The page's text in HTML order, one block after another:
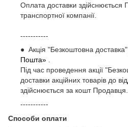
Оплата доставки
транспортної компанії.
-----------
● Акція "Безкоштовна доставка"
Пошта»
Під час проведення акції
доставки акційних товарів до
здійснюється за кошт Продавця.
-----------
Способи оплати